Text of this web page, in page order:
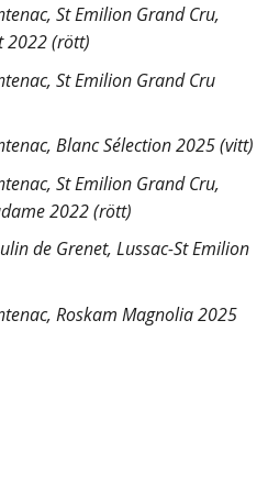
St Emilion Grand Cru,
2022 (rött)
St Emilion Grand Cru
Blanc Sélection 2025 (vitt)
St Emilion Grand Cru,
2022 (rött)
de Grenet, Lussac-St Emilion
Roskam Magnolia 2025